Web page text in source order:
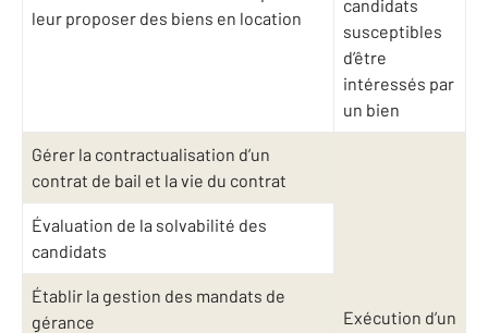
leur proposer des biens en location
candidats
susceptibles
d’être
intéressés par
un bien
Gérer la contractualisation d’un
contrat de bail et la vie du contrat
Exécution d’un
Évaluation de la solvabilité des
candidats
Établir la gestion des mandats de
gérance